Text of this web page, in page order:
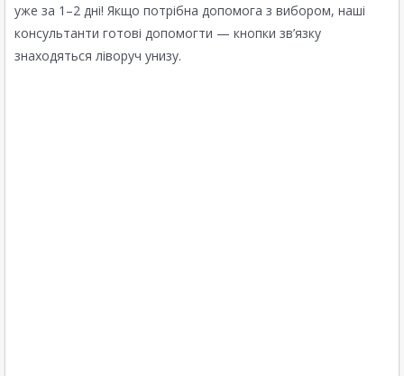
уже за 1–2 дні! Якщо потрібна допомога з вибором, наші
консультанти готові допомогти — кнопки зв’язку
знаходяться ліворуч унизу.